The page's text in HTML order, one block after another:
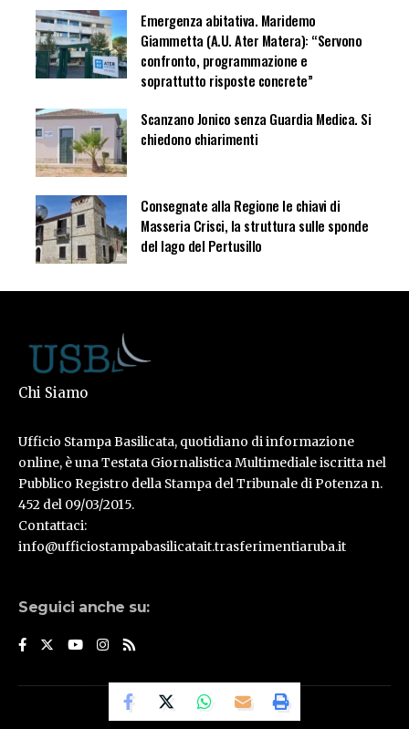
Emergenza abitativa. Maridemo
Giammetta (A.U. Ater Matera): “Servono
confronto, programmazione e
soprattutto risposte concrete”
Scanzano Jonico senza Guardia Medica. Si
chiedono chiarimenti
Consegnate alla Regione le chiavi di
Masseria Crisci, la struttura sulle sponde
del lago del Pertusillo
Chi Siamo
Ufficio Stampa Basilicata, quotidiano di informazione
online, è una Testata Giornalistica Multimediale iscritta nel
Pubblico Registro della Stampa del Tribunale di Potenza n.
452 del 09/03/2015.
Contattaci:
info@ufficiostampabasilicatait.trasferimentiaruba.it
Seguici anche su:
© Ufficio Stampa Basilicata